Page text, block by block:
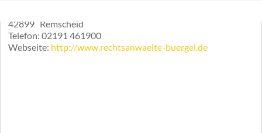
42899 Remscheid
Telefon:02191 461900
Webseite: http://www.rechtsanwaelte-buergel.de